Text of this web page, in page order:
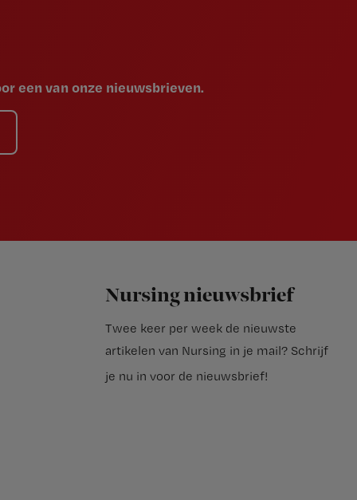
een van onze nieuwsbrieven.
Nursing nieuwsbrief
Twee keer per week de nieuwste
artikelen van Nursing in je mail? Schrijf
je nu in voor de nieuwsbrief!